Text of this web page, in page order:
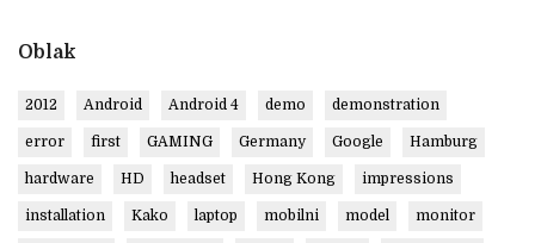
Oblak
2012 Android Android 4 demo demonstration
error first GAMING Germany Google Hamburg
hardware HD headset Hong Kong impressions
installation Kako laptop mobilni model monitor